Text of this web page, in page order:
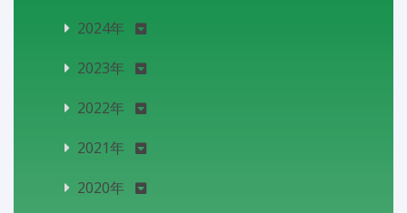
2024年
2023年
2022年
2021年
2020年